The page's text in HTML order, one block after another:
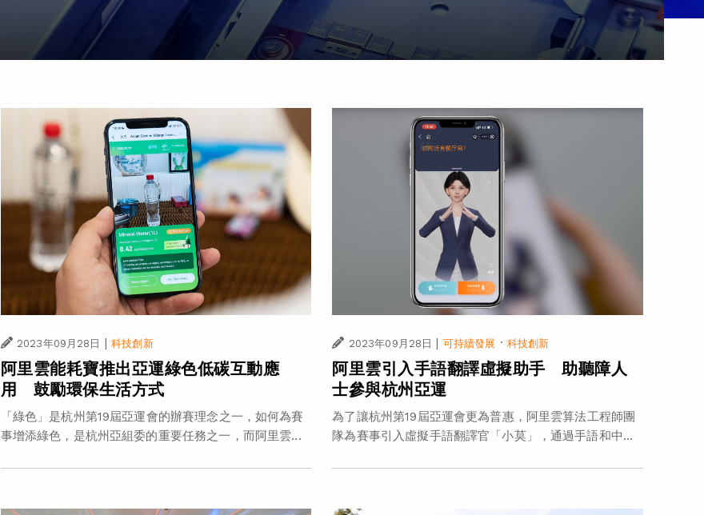
2023年09月28日 | 科技創新
阿里雲能耗寶推出亞運綠色低碳互動應
用 鼓勵環保生活方式
「綠色」是杭州第19屆亞運會的辦賽理念之一，如何為賽
事增添綠色，是杭州亞組委的重要任務之一，而阿里雲...
2023年09月28日 | 可持續發展 · 科技創新
阿里雲引入手語翻譯虛擬助手 助聽障人
士參與杭州亞運
為了讓杭州第19屆亞運會更為普惠，阿里雲算法工程師團
隊為賽事引入虛擬手語翻譯官「小莫」，通過手語和中...